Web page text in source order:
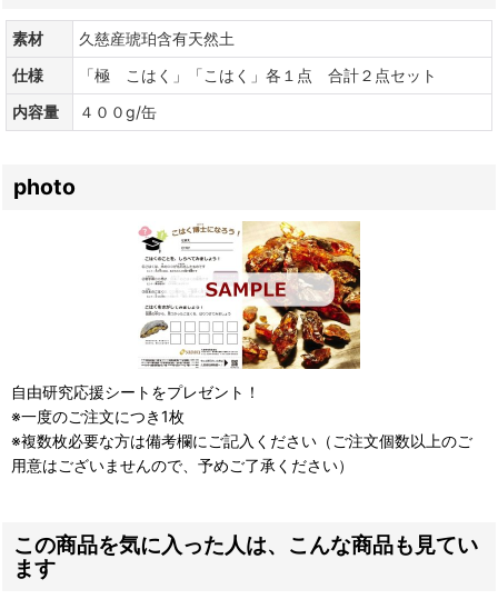
素材
久慈産琥珀含有天然土
仕様
「極 こはく」「こはく」各１点 合計２点セット
内容量
４００g/缶
photo
自由研究応援シートをプレゼント！
※一度のご注文につき1枚
※複数枚必要な方は備考欄にご記入ください（ご注文個数以上のご
用意はございませんので、予めご了承ください）
この商品を気に入った人は、こんな商品も見てい
ます